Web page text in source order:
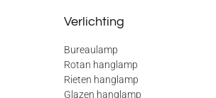
Verlichting
Bureaulamp
Rotan hanglamp
Rieten hanglamp
Glazen hanglamp